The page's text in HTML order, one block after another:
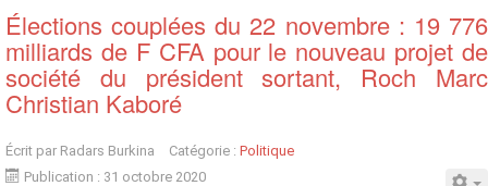
Élections couplées du 22 novembre : 19 776
milliards de F CFA pour le nouveau projet de
société du président sortant, Roch Marc
Christian Kaboré
Écrit par Radars Burkina Catégorie : Politique
Publication : 31 octobre 2020